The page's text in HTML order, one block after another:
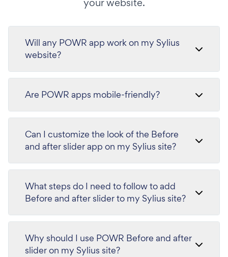
your website.
Will any POWR app work on my Sylius
website?
Are POWR apps mobile-friendly?
Can I customize the look of the Before
and after slider app on my Sylius site?
What steps do I need to follow to add
Before and after slider to my Sylius site?
Why should I use POWR Before and after
slider on my Sylius site?